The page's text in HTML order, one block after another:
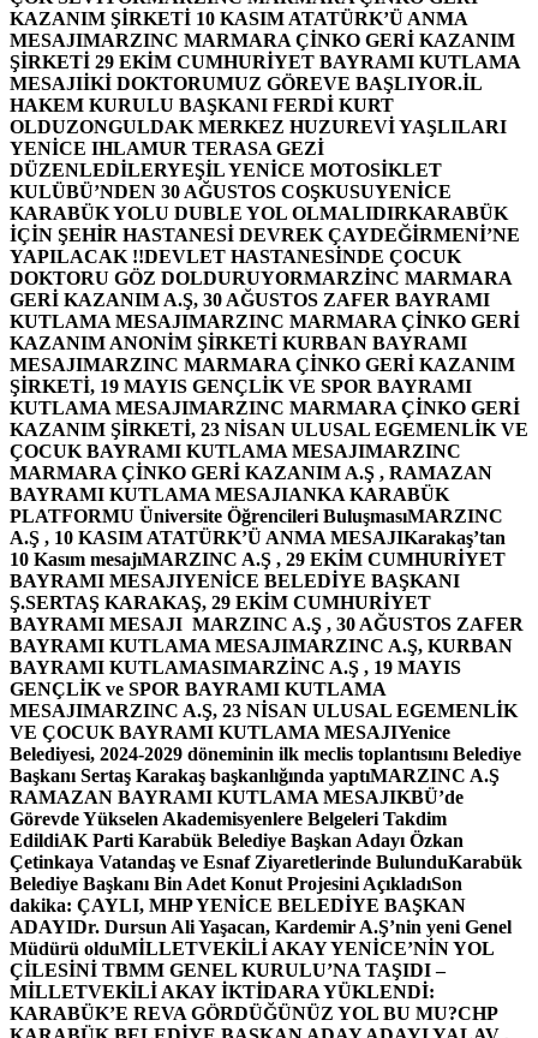
KAZANIM ŞİRKETİ 10 KASIM ATATÜRK’Ü ANMA
MESAJIMARZINC MARMARA ÇİNKO GERİ KAZANIM
ŞİRKETİ 29 EKİM CUMHURİYET BAYRAMI KUTLAMA
MESAJIİKİ DOKTORUMUZ GÖREVE BAŞLIYOR.İL
HAKEM KURULU BAŞKANI FERDİ KURT
OLDUZONGULDAK MERKEZ HUZUREVİ YAŞLILARI
YENİCE IHLAMUR TERASA GEZİ
DÜZENLEDİLERYEŞİL YENİCE MOTOSİKLET
KULÜBÜ’NDEN 30 AĞUSTOS COŞKUSUYENİCE
KARABÜK YOLU DUBLE YOL OLMALIDIRKARABÜK
İÇİN ŞEHİR HASTANESİ DEVREK ÇAYDEĞİRMENİ’NE
YAPILACAK !!DEVLET HASTANESİNDE ÇOCUK
DOKTORU GÖZ DOLDURUYORMARZİNC MARMARA
GERİ KAZANIM A.Ş, 30 AĞUSTOS ZAFER BAYRAMI
KUTLAMA MESAJIMARZINC MARMARA ÇİNKO GERİ
KAZANIM ANONİM ŞİRKETİ KURBAN BAYRAMI
MESAJIMARZINC MARMARA ÇİNKO GERİ KAZANIM
ŞİRKETİ, 19 MAYIS GENÇLİK VE SPOR BAYRAMI
KUTLAMA MESAJIMARZINC MARMARA ÇİNKO GERİ
KAZANIM ŞİRKETİ, 23 NİSAN ULUSAL EGEMENLİK VE
ÇOCUK BAYRAMI KUTLAMA MESAJIMARZINC
MARMARA ÇİNKO GERİ KAZANIM A.Ş , RAMAZAN
BAYRAMI KUTLAMA MESAJIANKA KARABÜK
PLATFORMU Üniversite Öğrencileri BuluşmasıMARZINC
A.Ş , 10 KASIM ATATÜRK’Ü ANMA MESAJIKarakaş’tan
10 Kasım mesajıMARZINC A.Ş , 29 EKİM CUMHURİYET
BAYRAMI MESAJIYENİCE BELEDİYE BAŞKANI
Ş.SERTAŞ KARAKAŞ, 29 EKİM CUMHURİYET
BAYRAMI MESAJI MARZINC A.Ş , 30 AĞUSTOS ZAFER
BAYRAMI KUTLAMA MESAJIMARZINC A.Ş, KURBAN
BAYRAMI KUTLAMASIMARZİNC A.Ş , 19 MAYIS
GENÇLİK ve SPOR BAYRAMI KUTLAMA
MESAJIMARZINC A.Ş, 23 NİSAN ULUSAL EGEMENLİK
VE ÇOCUK BAYRAMI KUTLAMA MESAJIYenice
Belediyesi, 2024-2029 döneminin ilk meclis toplantısını Belediye
Başkanı Sertaş Karakaş başkanlığında yaptıMARZINC A.Ş
RAMAZAN BAYRAMI KUTLAMA MESAJIKBÜ’de
Görevde Yükselen Akademisyenlere Belgeleri Takdim
EdildiAK Parti Karabük Belediye Başkan Adayı Özkan
Çetinkaya Vatandaş ve Esnaf Ziyaretlerinde BulunduKarabük
Belediye Başkanı Bin Adet Konut Projesini AçıkladıSon
dakika: ÇAYLI, MHP YENİCE BELEDİYE BAŞKAN
ADAYIDr. Dursun Ali Yaşacan, Kardemir A.Ş’nin yeni Genel
Müdürü olduMİLLETVEKİLİ AKAY YENİCE’NİN YOL
ÇİLESİNİ TBMM GENEL KURULU’NA TAŞIDI –
MİLLETVEKİLİ AKAY İKTİDARA YÜKLENDİ:
KARABÜK’E REVA GÖRDÜĞÜNÜZ YOL BU MU?CHP